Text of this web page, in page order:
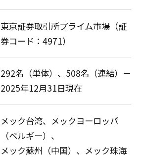
東京証券取引所プライム市場（証
券コード：4971）
292名（単体）、508名（連結）－
2025年12月31日現在
メック台湾、メックヨーロッパ
（ベルギー）、
メック蘇州（中国）、メック珠海